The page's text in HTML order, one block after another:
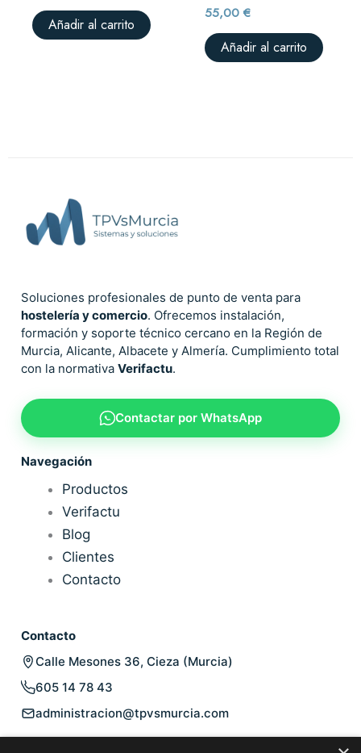
Añadir al carrito
55,00€
Añadir al carrito
Soluciones profesionales de punto de venta para
hostelería y comercio. Ofrecemos instalación,
formación y soporte técnico cercano en la Región de
Murcia, Alicante, Albacete y Almería. Cumplimiento total
con la normativa Verifactu.
Contactar por WhatsApp
Navegación
Productos
Verifactu
Blog
Clientes
Contacto
Contacto
Calle Mesones 36, Cieza (Murcia)
605 14 78 43
administracion@tpvsmurcia.com